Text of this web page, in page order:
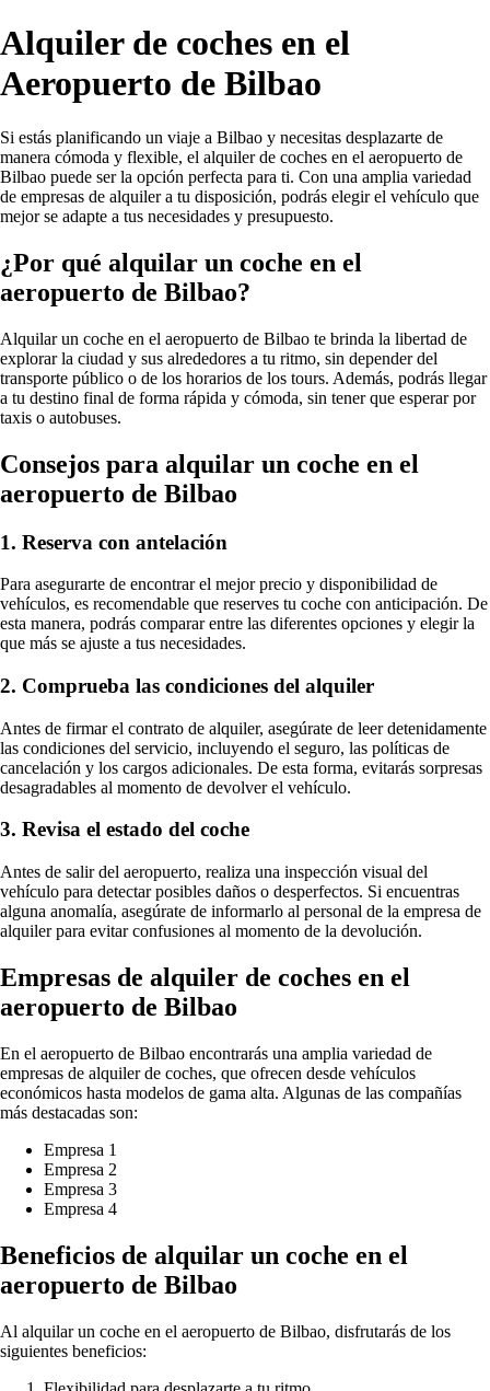
Alquiler de coches en el
Aeropuerto de Bilbao
Si estás planificando un viaje a Bilbao y necesitas desplazarte de
manera cómoda y flexible, el alquiler de coches en el aeropuerto de
Bilbao puede ser la opción perfecta para ti. Con una amplia variedad
de empresas de alquiler a tu disposición, podrás elegir el vehículo que
mejor se adapte a tus necesidades y presupuesto.
¿Por qué alquilar un coche en el
aeropuerto de Bilbao?
Alquilar un coche en el aeropuerto de Bilbao te brinda la libertad de
explorar la ciudad y sus alrededores a tu ritmo, sin depender del
transporte público o de los horarios de los tours. Además, podrás llegar
a tu destino final de forma rápida y cómoda, sin tener que esperar por
taxis o autobuses.
Consejos para alquilar un coche en el
aeropuerto de Bilbao
1. Reserva con antelación
Para asegurarte de encontrar el mejor precio y disponibilidad de
vehículos, es recomendable que reserves tu coche con anticipación. De
esta manera, podrás comparar entre las diferentes opciones y elegir la
que más se ajuste a tus necesidades.
2. Comprueba las condiciones del alquiler
Antes de firmar el contrato de alquiler, asegúrate de leer detenidamente
las condiciones del servicio, incluyendo el seguro, las políticas de
cancelación y los cargos adicionales. De esta forma, evitarás sorpresas
desagradables al momento de devolver el vehículo.
3. Revisa el estado del coche
Antes de salir del aeropuerto, realiza una inspección visual del
vehículo para detectar posibles daños o desperfectos. Si encuentras
alguna anomalía, asegúrate de informarlo al personal de la empresa de
alquiler para evitar confusiones al momento de la devolución.
Empresas de alquiler de coches en el
aeropuerto de Bilbao
En el aeropuerto de Bilbao encontrarás una amplia variedad de
empresas de alquiler de coches, que ofrecen desde vehículos
económicos hasta modelos de gama alta. Algunas de las compañías
más destacadas son:
Empresa 1
Empresa 2
Empresa 3
Empresa 4
Beneficios de alquilar un coche en el
aeropuerto de Bilbao
Al alquilar un coche en el aeropuerto de Bilbao, disfrutarás de los
siguientes beneficios: